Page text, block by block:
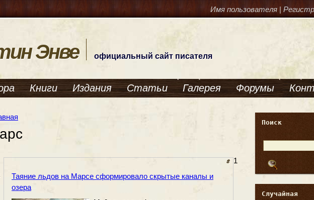
Имя пользователя |
Энве официальный сайт писателя
Книги Издания Статьи Галерея Форумы
Таяние льдов на Марсе сформировало скрытые каналы и
озера
1
Поиск
Случайная